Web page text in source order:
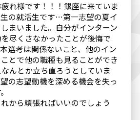
れ様です！！！銀座に来ていま
の就活生です…第一志望の夏イ
まいました。自分がインターン
尽くさなかったことが後悔で
選考は関係ないこと、他のイン
とで他の職種も見ることができ
んとか立ち直ろうとしていま
の志望動機を深める機会を失っ
から頑張ればいいのでしょう